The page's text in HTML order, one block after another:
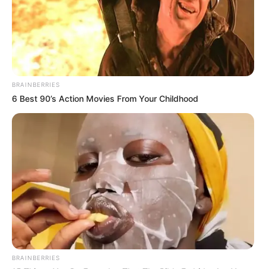
Jodie Foster stepped out with her wife, and fans were stunned
Diane Abbott returns to Labour Party after year-long
suspension lifted . hyn